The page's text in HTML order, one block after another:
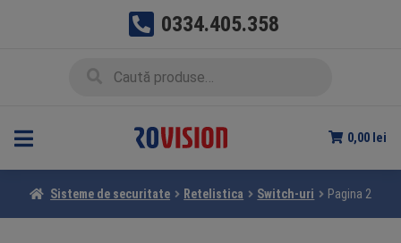
0334.405.358
0,00 lei
Sisteme de securitate Retelistica Switch-uri Pagina 2